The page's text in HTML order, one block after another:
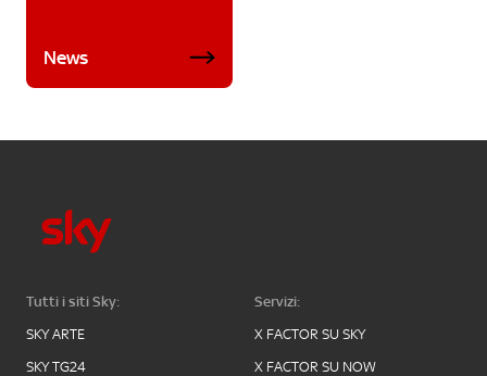
News
Tutti i siti Sky:
SKY ARTE
SKY TG24
Servizi:
X FACTOR SU SKY
X FACTOR SU NOW